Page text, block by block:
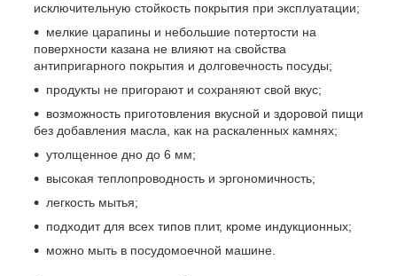
исключительную стойкость покрытия при эксплуатации;
мелкие царапины и небольшие потертости на
поверхности казана не влияют на свойства
антипригарного покрытия и долговечность посуды;
продукты не пригорают и сохраняют свой вкус;
возможность приготовления вкусной и здоровой пищи
без добавления масла, как на раскаленных камнях;
утолщенное дно до 6 мм;
высокая теплопроводность и эргономичность;
легкость мытья;
подходит для всех типов плит, кроме индукционных;
можно мыть в посудомоечной машине.